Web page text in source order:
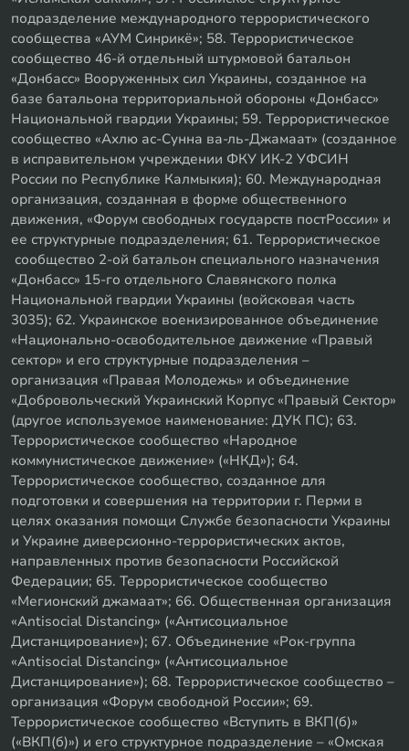
подразделение международного террористического
сообщества «АУМ Синрикё»; 58. Террористическое
сообщество 46-й отдельный штурмовой батальон
«Донбасс» Вооруженных сил Украины, созданное на
базе батальона территориальной обороны «Донбасс»
Национальной гвардии Украины; 59. Террористическое
сообщество «Ахлю ас-Сунна ва-ль-Джамаат» (созданное
в исправительном учреждении ФКУ ИК-2 УФСИН
России по Республике Калмыкия); 60. Международная
организация, созданная в форме общественного
движения, «Форум свободных государств постРоссии» и
ее структурные подразделения; 61. Террористическое
сообщество 2-ой батальон специального назначения
«Донбасс» 15-го отдельного Славянского полка
Национальной гвардии Украины (войсковая часть
3035); 62. Украинское военизированное объединение
«Национально-освободительное движение «Правый
сектор» и его структурные подразделения –
организация «Правая Молодежь» и объединение
«Добровольческий Украинский Корпус «Правый Сектор»
(другое используемое наименование: ДУК ПС); 63.
Террористическое сообщество «Народное
коммунистическое движение» («НКД»); 64.
Террористическое сообщество, созданное для
подготовки и совершения на территории г. Перми в
целях оказания помощи Службе безопасности Украины
и Украине диверсионно-террористических актов,
направленных против безопасности Российской
Федерации; 65. Террористическое сообщество
«Мегионский джамаат»; 66. Общественная организация
«Antisocial Distancing» («Антисоциальное
Дистанцирование»); 67. Объединение «Рок-группа
«Antisocial Distancing» («Антисоциальное
Дистанцирование»); 68. Террористическое сообщество –
организация «Форум свободной России»; 69.
Террористическое сообщество «Вступить в ВКП(б)»
(«ВКП(б)») и его структурное подразделение – «Омская